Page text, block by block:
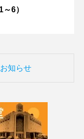
6）
知らせ